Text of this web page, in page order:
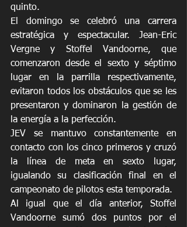
quinto.
El domingo se celebró una carrera
estratégica y espectacular. Jean-Eric
Vergne y Stoffel Vandoorne, que
comenzaron desde el sexto y séptimo
lugar en la parrilla respectivamente,
evitaron todos los obstáculos que se les
presentaron y dominaron la gestión de
la energía a la perfección.
JEV se mantuvo constantemente en
contacto con los cinco primeros y cruzó
la línea de meta en sexto lugar,
igualando su clasificación final en el
campeonato de pilotos esta temporada.
Al igual que el día anterior, Stoffel
Vandoorne sumó dos puntos por el